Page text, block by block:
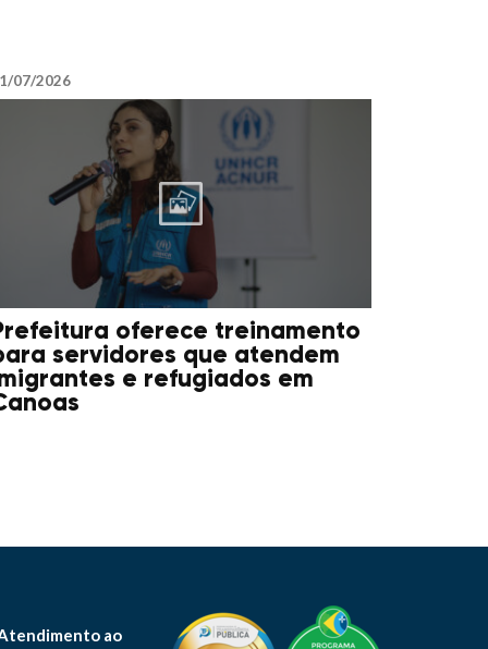
07/2026
oferece treinamento
servidores que atendem
e refugiados em
ao